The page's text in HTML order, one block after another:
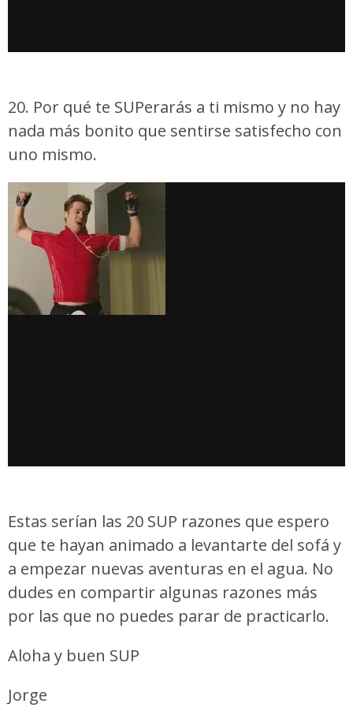
20. Por qué te SUPerarás a ti mismo y no hay
nada más bonito que sentirse satisfecho con
uno mismo.
Estas serían las 20 SUP razones que espero
que te hayan animado a levantarte del sofá y
a empezar nuevas aventuras en el agua. No
dudes en compartir algunas razones más
por las que no puedes parar de practicarlo.
Aloha y buen SUP
Jorge